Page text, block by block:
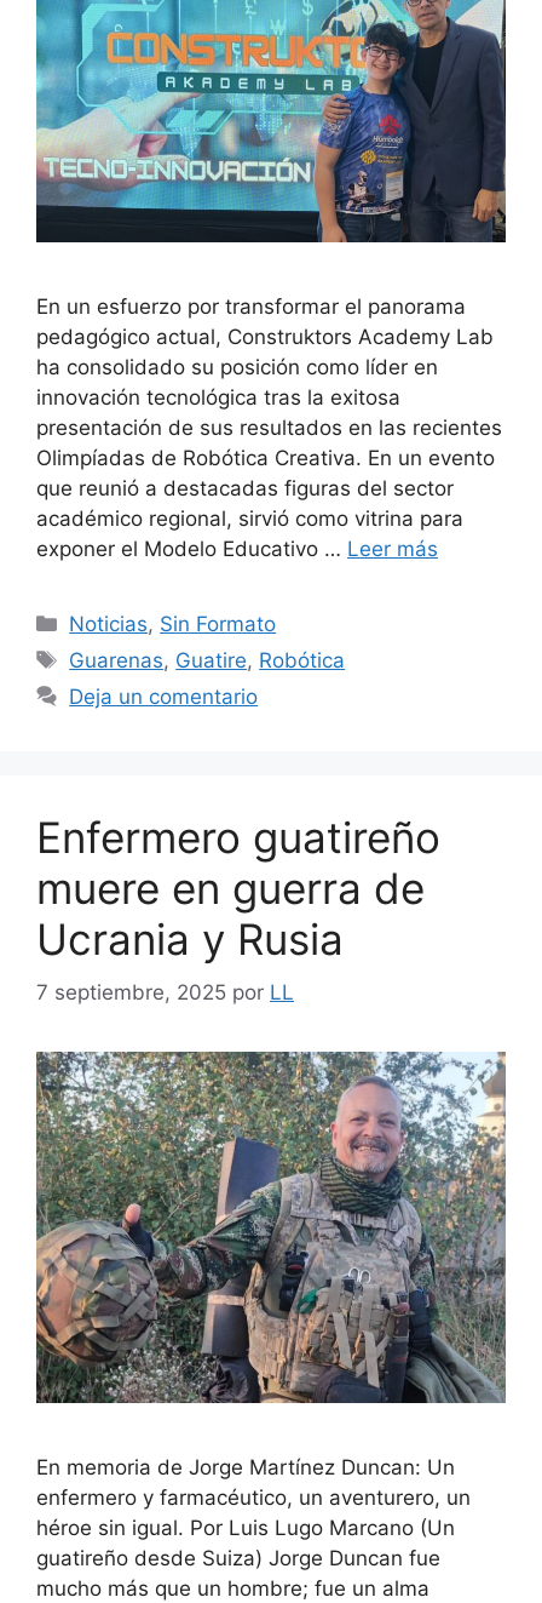
En un esfuerzo por transformar el panorama
pedagógico actual, Construktors Academy Lab
ha consolidado su posición como líder en
innovación tecnológica tras la exitosa
presentación de sus resultados en las recientes
Olimpíadas de Robótica Creativa. En un evento
que reunió a destacadas figuras del sector
académico regional, sirvió como vitrina para
exponer el Modelo Educativo … Leer más
Noticias, Sin Formato
Guarenas, Guatire, Robótica
Deja un comentario
Enfermero guatireño
muere en guerra de
Ucrania y Rusia
7 septiembre, 2025 por LL
En memoria de Jorge Martínez Duncan: Un
enfermero y farmacéutico, un aventurero, un
héroe sin igual. Por Luis Lugo Marcano (Un
guatireño desde Suiza) Jorge Duncan fue
mucho más que un hombre; fue un alma